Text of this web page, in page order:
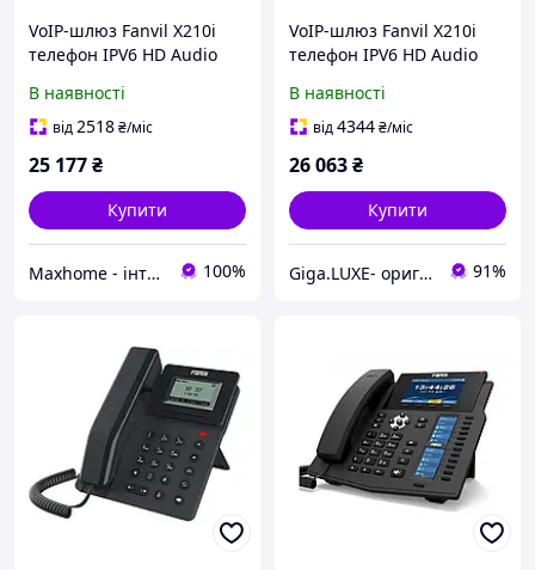
VoIP-шлюз Fanvil X210i
телефон IPV6 HD Audio
В наявності
від2518₴/міс
25 177₴
Купити
Maxhome - інтернет магазин 100%
VoIP-шлюз Fanvil X210i
телефон IPV6 HD Audio
В наявності
від4344₴/міс
26 063₴
Купити
Giga.LUXE- оригінальна техніка 91%